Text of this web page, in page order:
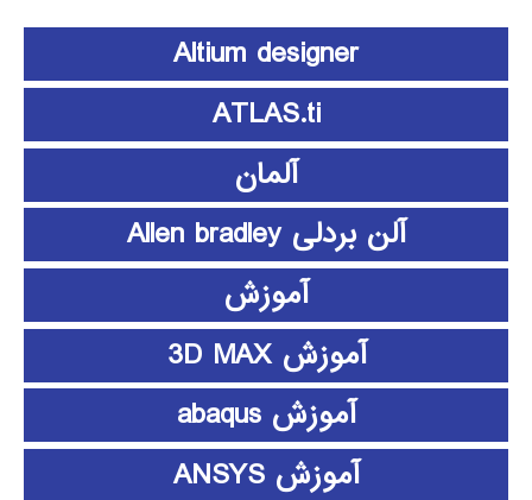
Altium designer
ATLAS.ti
آلمان
آلن بردلی Allen bradley
آموزش
آموزش 3D MAX
آموزش abaqus
آموزش ANSYS